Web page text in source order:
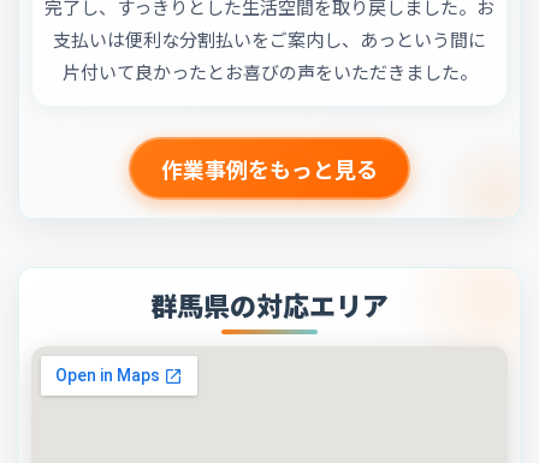
完了し、すっきりとした生活空間を取り戻しました。お
支払いは便利な分割払いをご案内し、あっという間に
片付いて良かったとお喜びの声をいただきました。
作業事例をもっと見る
群馬県の対応エリア